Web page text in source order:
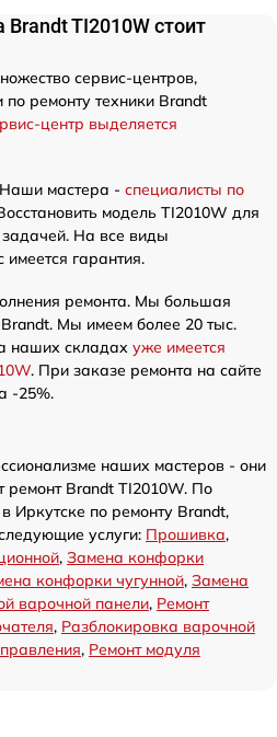
TI2010W стоит
сервис-центров,
ремонту техники Brandt
центр выделяется
мастера - специалисты по
модель TI2010W для
задачей. На все виды
гарантия.
ремонта. Мы большая
Brandt. Мы имеем более 20 тыс.
наших складах уже имеется
. При заказе ремонта на сайте
-25%.
наших мастеров - они
ремонт Brandt TI2010W. По
Иркутске по ремонту Brandt,
услуги: Прошивка,
, Замена конфорки
конфорки чугунной, Замена
варочной панели, Ремонт
, Разблокировка варочной
, Ремонт модуля